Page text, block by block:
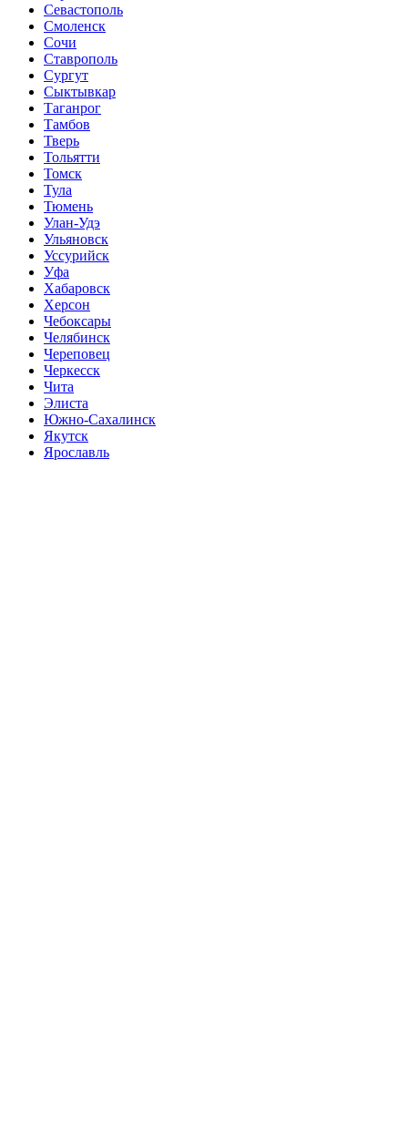
Севастополь
Смоленск
Сочи
Ставрополь
Сургут
Сыктывкар
Таганрог
Тамбов
Тверь
Тольятти
Томск
Тула
Тюмень
Улан-Удэ
Ульяновск
Уссурийск
Уфа
Хабаровск
Херсон
Чебоксары
Челябинск
Череповец
Черкесск
Чита
Элиста
Южно-Сахалинск
Якутск
Ярославль